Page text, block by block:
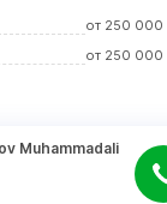
от 250 000
от 250 000
Muhammadali